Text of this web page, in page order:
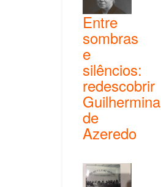
Entre
sombras
e
silêncios:
redescobrir
Guilhermina
de
Azeredo